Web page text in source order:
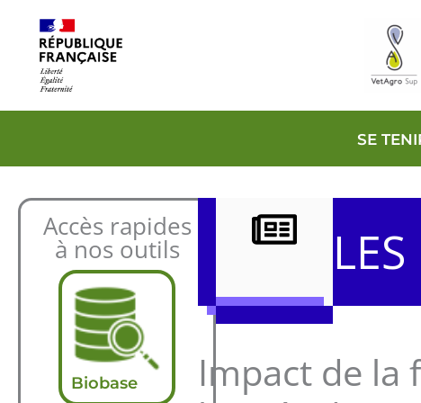
contenu
SE
Accès rapides
à nos outils
Biobase
Impact de la